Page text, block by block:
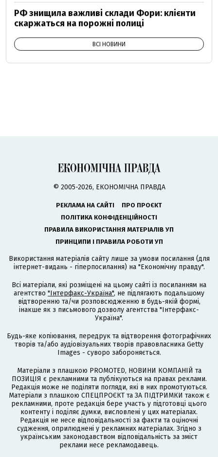
РФ знищила важливі склади Фори: клієнти
скаржаться на порожні полиці
ВСІ НОВИНИ
© 2005-2026, ЕКОНОМІЧНА ПРАВДА
РЕКЛАМА НА САЙТІ
ПРО ПРОЄКТ
ПОЛІТИКА КОНФІДЕНЦІЙНОСТІ
ПРАВИЛА ВИКОРИСТАННЯ МАТЕРІАЛІВ УП
ПРИНЦИПИ І ПРАВИЛА РОБОТИ УП
Використання матеріалів сайту лише за умови посилання (для
інтернет-видань - гіперпосилання) на "Економічну правду".
Всі матеріали, які розміщені на цьому сайті із посиланням на
агентство "Інтерфакс-Україна", не підлягають подальшому
відтворенню та/чи розповсюдженню в будь-якій формі,
інакше як з письмового дозволу агентства "Інтерфакс-
Україна".
Будь-яке копіювання, передрук та відтворення фотографічних
творів та/або аудіовізуальних творів правовласника Getty
Images - суворо забороняється.
Матеріали з плашкою PROMOTED, НОВИНИ КОМПАНІЙ та
ПОЗИЦІЯ є рекламними та публікуються на правах реклами.
Редакція може не поділяти погляди, які в них промотуються.
Матеріали з плашкою СПЕЦПРОЄКТ та ЗА ПІДТРИМКИ також є
рекламними, проте редакція бере участь у підготовці цього
контенту і поділяє думки, висловлені у цих матеріалах.
Редакція не несе відповідальності за факти та оціночні
судження, оприлюднені у рекламних матеріалах. Згідно з
українським законодавством відповідальність за зміст
реклами несе рекламодавець.